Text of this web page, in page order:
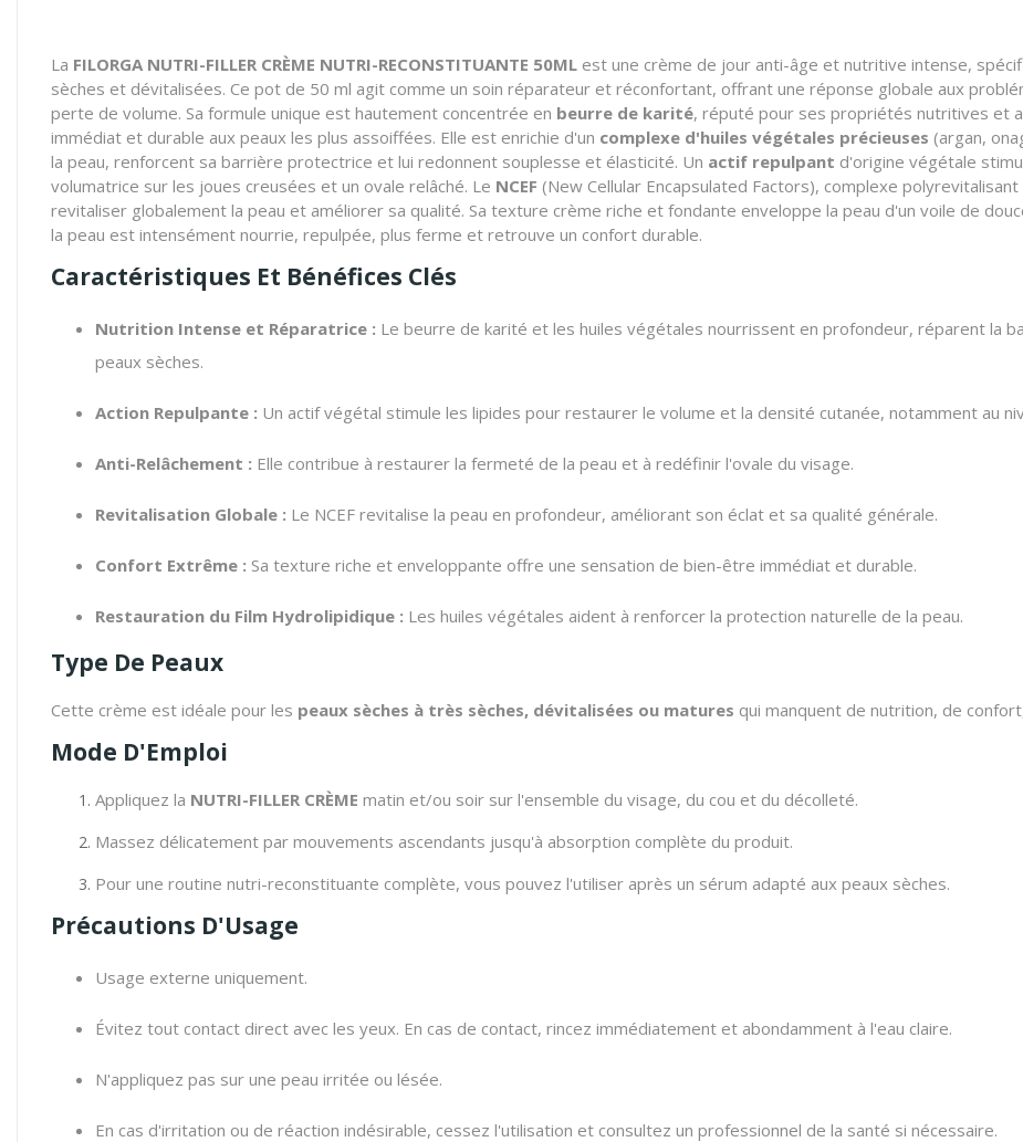
La FILORGA NUTRI-FILLER CRÈME NUTRI-RECONSTITUANTE 50ML est une crème de jour anti-âge et nutritive intense,
sèches et dévitalisées. Ce pot de 50 ml agit comme un soin réparateur et réconfortant, offrant une réponse globale aux
perte de volume. Sa formule unique est hautement concentrée en beurre de karité, réputé pour ses propriétés nutritives et
immédiat et durable aux peaux les plus assoiffées. Elle est enrichie d'un complexe d'huiles végétales précieuses (argan,
la peau, renforcent sa barrière protectrice et lui redonnent souplesse et élasticité. Un actif repulpant d'origine végétale
volumatrice sur les joues creusées et un ovale relâché. Le NCEF (New Cellular Encapsulated Factors), complexe
revitaliser globalement la peau et améliorer sa qualité. Sa texture crème riche et fondante enveloppe la peau d'un voile de
la peau est intensément nourrie, repulpée, plus ferme et retrouve un confort durable.
Caractéristiques Et Bénéfices Clés
Nutrition Intense et Réparatrice : Le beurre de karité et les huiles végétales nourrissent en profondeur, réparent la
peaux sèches.
Action Repulpante : Un actif végétal stimule les lipides pour restaurer le volume et la densité cutanée, notamment au
Anti-Relâchement : Elle contribue à restaurer la fermeté de la peau et à redéfinir l'ovale du visage.
Revitalisation Globale : Le NCEF revitalise la peau en profondeur, améliorant son éclat et sa qualité générale.
Confort Extrême : Sa texture riche et enveloppante offre une sensation de bien-être immédiat et durable.
Restauration du Film Hydrolipidique : Les huiles végétales aident à renforcer la protection naturelle de la peau.
Type De Peaux
Cette crème est idéale pour les peaux sèches à très sèches, dévitalisées ou matures qui manquent de nutrition, de
Mode D'Emploi
Appliquez la NUTRI-FILLER CRÈME matin et/ou soir sur l'ensemble du visage, du cou et du décolleté.
Massez délicatement par mouvements ascendants jusqu'à absorption complète du produit.
Pour une routine nutri-reconstituante complète, vous pouvez l'utiliser après un sérum adapté aux peaux sèches.
Précautions D'Usage
Usage externe uniquement.
Évitez tout contact direct avec les yeux. En cas de contact, rincez immédiatement et abondamment à l'eau claire.
N'appliquez pas sur une peau irritée ou lésée.
En cas d'irritation ou de réaction indésirable, cessez l'utilisation et consultez un professionnel de la santé si nécessaire.